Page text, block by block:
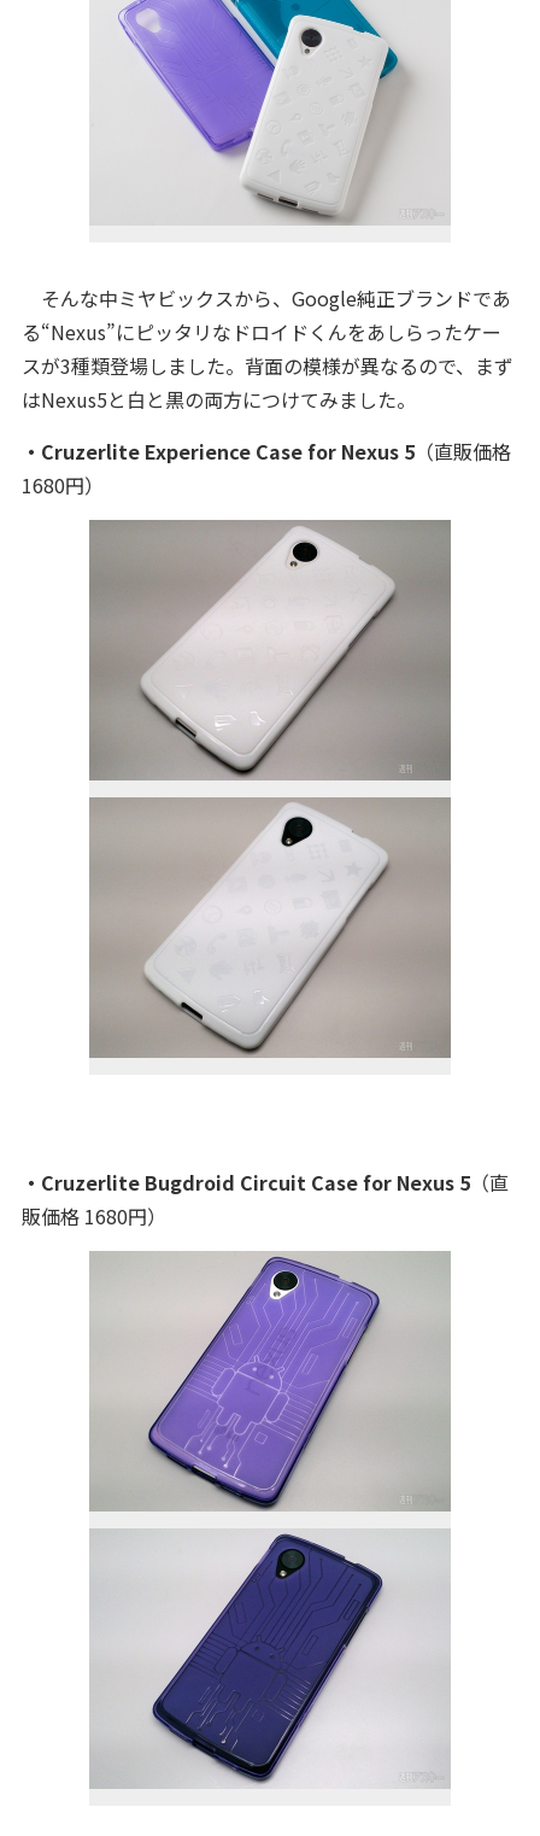
そんな中ミヤビックスから、Google純正ブランドであ
る“Nexus”にピッタリなドロイドくんをあしらったケー
スが3種類登場しました。背面の模様が異なるので、まず
はNexus5と白と黒の両方につけてみました。
・Cruzerlite Experience Case for Nexus 5（直販価格
1680円）
・Cruzerlite Bugdroid Circuit Case for Nexus 5（直
販価格 1680円）